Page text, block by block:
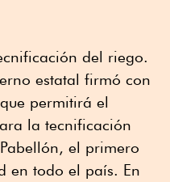
del riego.
estatal firmó con
permitirá el
la tecnificación
el primero
en todo el país. En